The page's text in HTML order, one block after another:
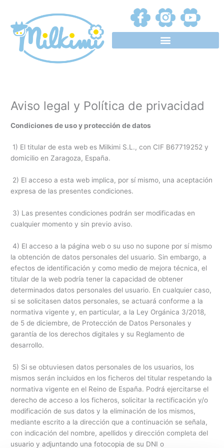
contenido
Aviso legal y Política de privacidad
Condiciones de uso y protección de datos
1) El titular de esta web es Milkimi S.L., con CIF B67719252 y
domicilio en Zaragoza, España.
2) El acceso a esta web implica, por sí mismo, una aceptación
expresa de las presentes condiciones.
3) Las presentes condiciones podrán ser modificadas en
cualquier momento y sin previo aviso.
4) El acceso a la página web o su uso no supone por sí mismo
la obtención de datos personales del usuario. Sin embargo, a
efectos de identificación y como medio de mejora técnica, el
titular de la web podría tener la capacidad de obtener
determinados datos personales del usuario. En cualquier caso,
si se solicitasen datos personales, se actuará conforme a la
normativa vigente y, en particular, a la Ley Orgánica 3/2018,
de 5 de diciembre, de Protección de Datos Personales y
garantía de los derechos digitales y su Reglamento de
desarrollo.
5) Si se obtuviesen datos personales de los usuarios, los
mismos serán incluidos en los ficheros del titular respetando la
normativa vigente en el Reino de España. Podrá ejercitarse el
derecho de acceso a los ficheros, solicitar la rectificación y/o
modificación de sus datos y la eliminación de los mismos,
mediante escrito a la dirección que a continuación se señala,
con indicación del nombre, apellidos y dirección completa del
usuario y adjuntando una fotocopia de su DNI o